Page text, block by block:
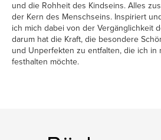
und die Rohheit des Kindseins. Alles
der Kern des Menschseins. Inspiriert
ich mich dabei von der Vergänglichkeit
darum hat die Kraft, die besondere
und Unperfekten zu entfalten, die ich in
festhalten möchte.